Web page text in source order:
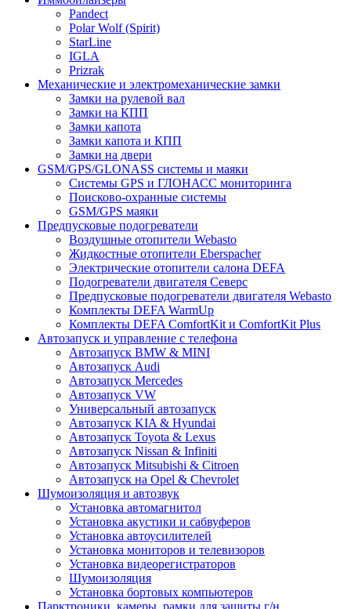
Pandect
Polar Wolf (Spirit)
StarLine
IGLA
Prizrak
Механические и электромеханические замки
Замки на рулевой вал
Замки на КПП
Замки капота
Замки капота и КПП
Замки на двери
GSM/GPS/GLONASS системы и маяки
Системы GPS и ГЛОНАСС мониторинга
Поисково-охранные системы
GSM/GPS маяки
Предпусковые подогреватели
Воздушные отопители Webasto
Жидкостные отопители Eberspacher
Электрические отопители салона DEFA
Подогреватели двигателя Северс
Предпусковые подогреватели двигателя Webasto
Комплекты DEFA WarmUp
Комплекты DEFA ComfortKit и ComfortKit Plus
Автозапуск и управление с телефона
Автозапуск BMW & MINI
Автозапуск Audi
Автозапуск Mercedes
Автозапуск VW
Универсальный автозапуск
Автозапуск KIA & Hyundai
Автозапуск Toyota & Lexus
Автозапуск Nissan & Infiniti
Автозапуск Mitsubishi & Citroen
Автозапуск на Opel & Chevrolet
Шумоизоляция и автозвук
Установка автомагнитол
Установка акустики и сабвуферов
Установка автоусилителей
Установка мониторов и телевизоров
Установка видеорегистраторов
Шумоизоляция
Установка бортовых компьютеров
Парктроники, камеры, рамки для защиты г/н